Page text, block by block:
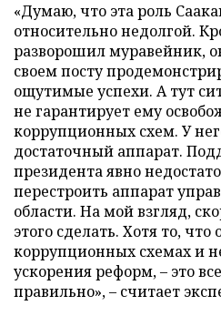
«Думаю, что эта роль
относительно недолгой.
разворошил муравейник,
своем посту
ощутимые успехи. А тут
не гарантирует ему
коррупционных схем. У
достаточный аппарат.
президента явно
перестроить аппарат
области. На мой взгляд,
этого сделать. Хотя то, что
коррупционных схемах и
ускорения реформ, – это
правильно», – считает